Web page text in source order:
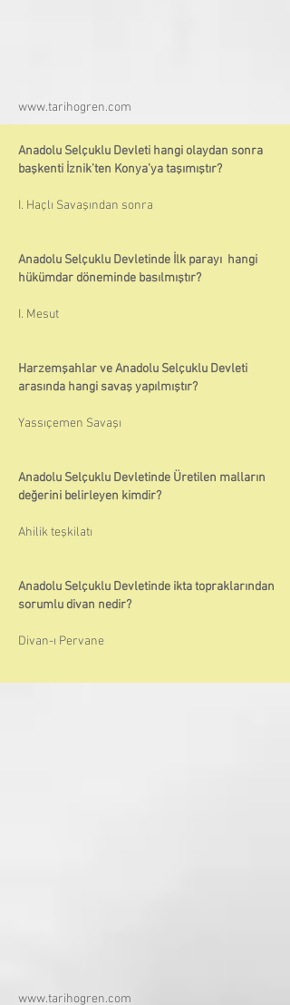
www.tarihogren.com
Anadolu Selçuklu Devleti hangi olaydan sonra
başkenti İznik’ten Konya’ya taşımıştır?
I. Haçlı Savaşından sonra
Anadolu Selçuklu Devletinde İlk parayı hangi
hükümdar döneminde basılmıştır?
I. Mesut
Harzemşahlar ve Anadolu Selçuklu Devleti
arasında hangi savaş yapılmıştır?
Yassıçemen Savaşı
Anadolu Selçuklu Devletinde Üretilen malların
değerini belirleyen kimdir?
Ahilik teşkilatı
Anadolu Selçuklu Devletinde ikta topraklarından
sorumlu divan nedir?
Divan-ı Pervane
www.tarihogren.com